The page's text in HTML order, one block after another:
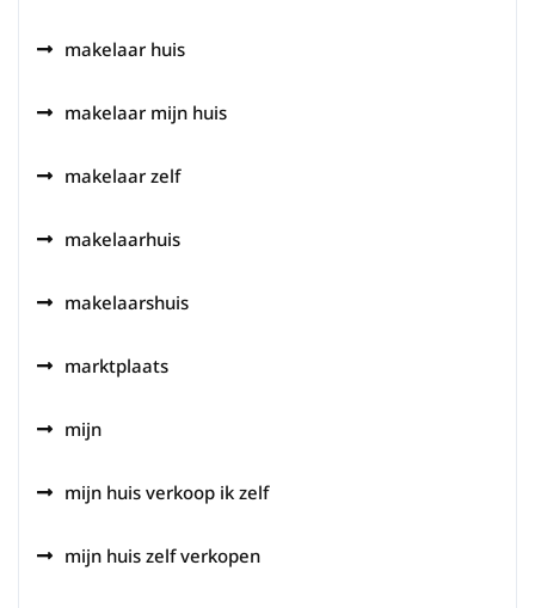
makelaar huis
makelaar mijn huis
makelaar zelf
makelaarhuis
makelaarshuis
marktplaats
mijn
mijn huis verkoop ik zelf
mijn huis zelf verkopen